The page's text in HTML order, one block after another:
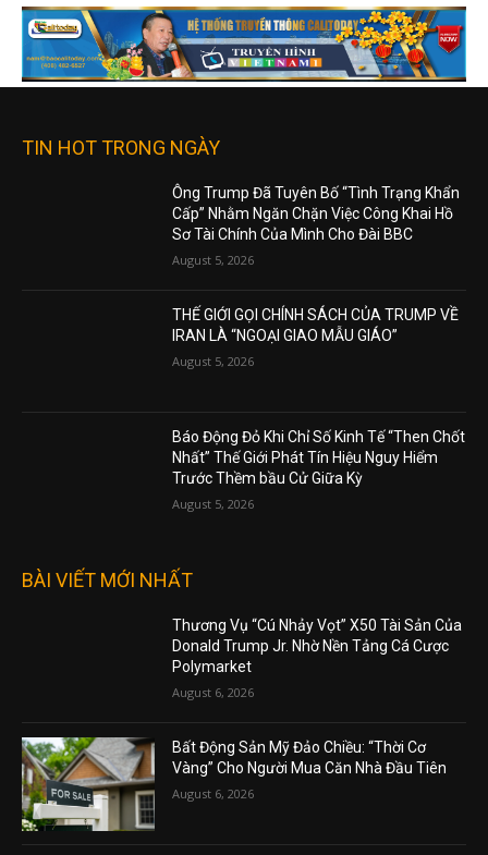
TIN HOT TRONG NGÀY
Ông Trump Đã Tuyên Bố “Tình Trạng Khẩn
Cấp” Nhằm Ngăn Chặn Việc Công Khai Hồ
Sơ Tài Chính Của Mình Cho Đài BBC
August 5, 2026
THẾ GIỚI GỌI CHÍNH SÁCH CỦA TRUMP VỀ
IRAN LÀ “NGOẠI GIAO MẪU GIÁO”
August 5, 2026
Báo Động Đỏ Khi Chỉ Số Kinh Tế “Then Chốt
Nhất” Thế Giới Phát Tín Hiệu Nguy Hiểm
Trước Thềm bầu Cử Giữa Kỳ
August 5, 2026
BÀI VIẾT MỚI NHẤT
Thương Vụ “Cú Nhảy Vọt” X50 Tài Sản Của
Donald Trump Jr. Nhờ Nền Tảng Cá Cược
Polymarket
August 6, 2026
Bất Động Sản Mỹ Đảo Chiều: “Thời Cơ
Vàng” Cho Người Mua Căn Nhà Đầu Tiên
August 6, 2026